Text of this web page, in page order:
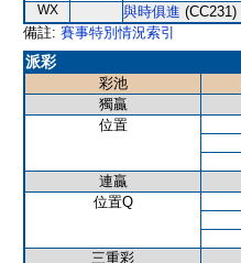
WX 與時俱進 (CC231)
備註: 賽事特別情況索引
派彩
彩池
獨贏
位置
連贏
位置Q
三重彩